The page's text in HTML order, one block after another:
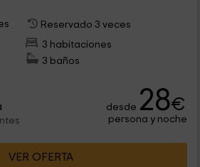
Reservado 3 veces
3 habitaciones
3 baños
desde 28€
persona y noche
VER OFERTA